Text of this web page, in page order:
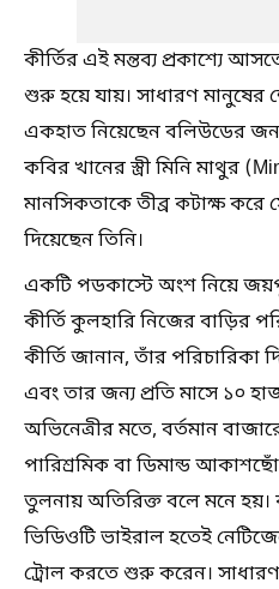
কীর্তির এই মন্তব্য প্রকাশ্যে
শুরু হয়ে যায়। সাধারণ মানুষের
একহাত নিয়েছেন বলিউডের
কবির খানের স্ত্রী মিনি মাথুর
মানসিকতাকে তীব্র কটাক্ষ করে
দিয়েছেন তিনি।
একটি পডকাস্টে অংশ নিয়ে
কীর্তি কুলহারি নিজের বাড়ির
কীর্তি জানান, তাঁর পরিচারিকা
এবং তার জন্য প্রতি মাসে ১০
অভিনেত্রীর মতে, বর্তমান
পারিশ্রমিক বা ডিমান্ড
তুলনায় অতিরিক্ত বলে মনে হয়।
ভিডিওটি ভাইরাল হতেই
ট্রোল করতে শুরু করেন। সাধারণ